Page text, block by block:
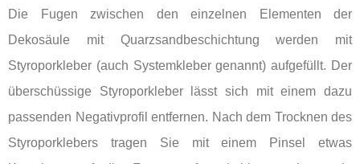
Die Fugen zwischen den einzelnen Elementen der
Dekosäule mit Quarzsandbeschichtung werden mit
Styroporkleber (auch Systemkleber genannt) aufgefüllt. Der
überschüssige Styroporkleber lässt sich mit einem dazu
passenden Negativprofil entfernen. Nach dem Trocknen des
Styroporklebers tragen Sie mit einem Pinsel etwas